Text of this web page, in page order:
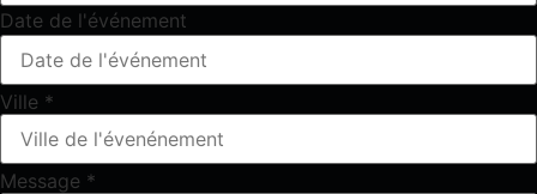
Date de l'événement
Ville *
Message *